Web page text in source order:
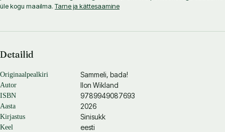
üle kogu maailma. Tarne ja kättesaamine
Detailid
Originaalpealkiri Sammeli, bada!
Autor Ilon Wikland
ISBN 9789949087693
Aasta 2026
Kirjastus Sinisukk
Keel eesti